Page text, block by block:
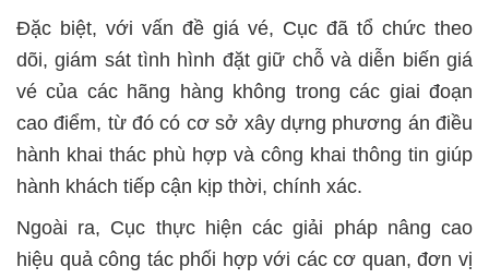
Đặc biệt, với vấn đề giá vé, Cục đã tổ chức theo
dõi, giám sát tình hình đặt giữ chỗ và diễn biến giá
vé của các hãng hàng không trong các giai đoạn
cao điểm, từ đó có cơ sở xây dựng phương án điều
hành khai thác phù hợp và công khai thông tin giúp
hành khách tiếp cận kịp thời, chính xác.
Ngoài ra, Cục thực hiện các giải pháp nâng cao
hiệu quả công tác phối hợp với các cơ quan, đơn vị